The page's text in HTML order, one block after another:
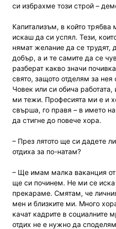
си избрахме този строй –
Капитализъм, в който
искаш да си успял. Тези,
нямат желание да се трудят,
добър, а и те самите да се
разберат какво значи
свято, защото отделям за
Човек или си обича
ми тежи. Професията ми е и
свърша, го правя – в името
да стигне до повече хора.
– През лятото ще си дадете
отдиха за по-натам?
– Ще имам малка ваканция от
ще си починем. Не ми се
прекараме. Смятам, че
мен и близките ми. Много
качат кадрите в социалните
отдих не е нужно да